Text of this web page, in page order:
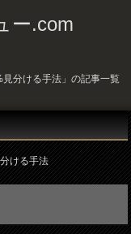
ー.com
見分ける手法」の記事一覧
ける手法